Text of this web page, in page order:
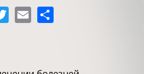
Twitter
Email